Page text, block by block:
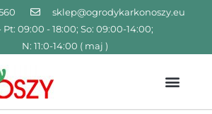
sklep@ogrodykarkonoszy.eu
Pt: 09:00 - 18:00; So: 09:00-14:00;
N: 11:0-14:00 ( maj )